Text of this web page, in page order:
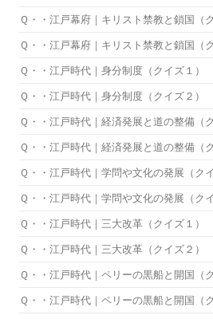
Ｑ・・江戸幕府｜キリスト禁教と鎖国（
Ｑ・・江戸幕府｜キリスト禁教と鎖国（
Ｑ・・江戸時代｜身分制度（クイズ１）
Ｑ・・江戸時代｜身分制度（クイズ２）
Ｑ・・江戸時代｜経済発展と道の整備（
Ｑ・・江戸時代｜経済発展と道の整備（
Ｑ・・江戸時代｜学問や文化の発展（クイ
Ｑ・・江戸時代｜学問や文化の発展（クイ
Ｑ・・江戸時代｜三大改革（クイズ１）
Ｑ・・江戸時代｜三大改革（クイズ２）
Ｑ・・江戸時代｜ペリーの黒船と開国（
Ｑ・・江戸時代｜ペリーの黒船と開国（